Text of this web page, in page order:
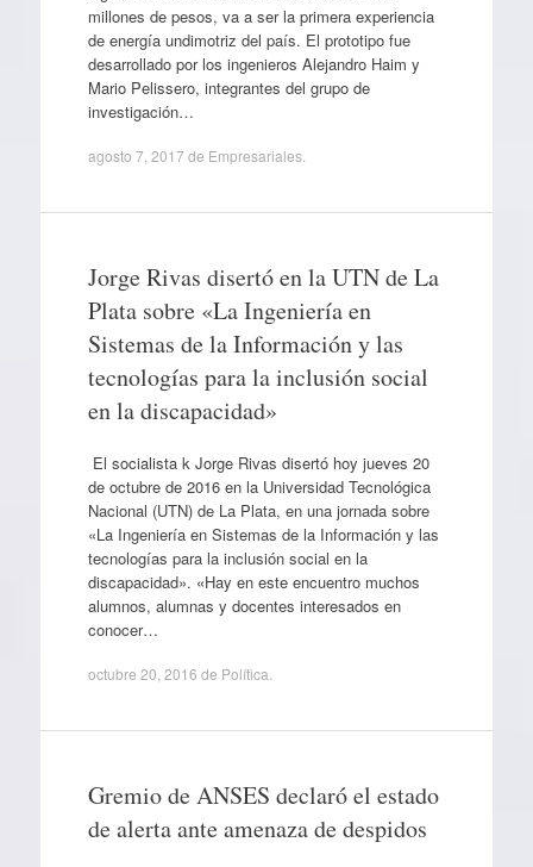
millones de pesos, va a ser la primera experiencia
de energía undimotriz del país. El prototipo fue
desarrollado por los ingenieros Alejandro Haim y
Mario Pelissero, integrantes del grupo de
investigación…
agosto 7, 2017 de Empresariales.
Jorge Rivas disertó en la UTN de La
Plata sobre «La Ingeniería en
Sistemas de la Información y las
tecnologías para la inclusión social
en la discapacidad»
El socialista k Jorge Rivas disertó hoy jueves 20
de octubre de 2016 en la Universidad Tecnológica
Nacional (UTN) de La Plata, en una jornada sobre
«La Ingeniería en Sistemas de la Información y las
tecnologías para la inclusión social en la
discapacidad». «Hay en este encuentro muchos
alumnos, alumnas y docentes interesados en
conocer…
octubre 20, 2016 de Política
Gremio de ANSES declaró el estado
de alerta ante amenaza de despidos